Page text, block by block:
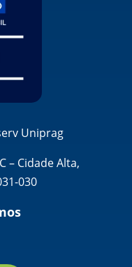
Uniprag
– Cidade Alta,
030